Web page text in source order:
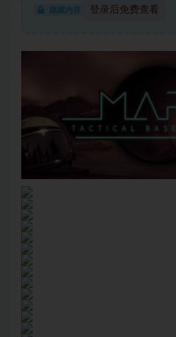
隐藏内容 登录后免费查看